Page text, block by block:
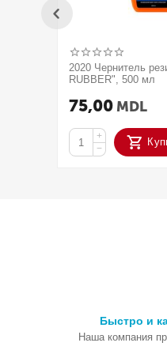
2020 Чернитель
RUBBER", 500 мл
75,00 MDL
+
−
Быстро и
Наша компания